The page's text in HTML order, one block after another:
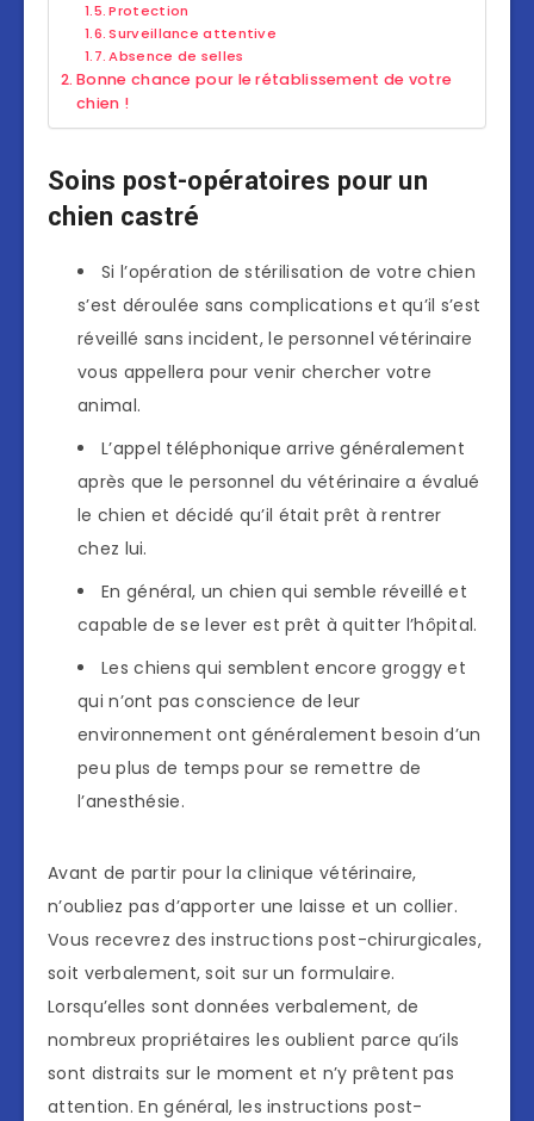
Protection
Surveillance attentive
Absence de selles
Bonne chance pour le rétablissement de votre
chien !
Soins post-opératoires pour un
chien castré
Si l’opération de stérilisation de votre chien
s’est déroulée sans complications et qu’il s’est
réveillé sans incident, le personnel vétérinaire
vous appellera pour venir chercher votre
animal.
L’appel téléphonique arrive généralement
après que le personnel du vétérinaire a évalué
le chien et décidé qu’il était prêt à rentrer
chez lui.
En général, un chien qui semble réveillé et
capable de se lever est prêt à quitter l’hôpital.
Les chiens qui semblent encore groggy et
qui n’ont pas conscience de leur
environnement ont généralement besoin d’un
peu plus de temps pour se remettre de
l’anesthésie.
Avant de partir pour la clinique vétérinaire,
n’oubliez pas d’apporter une laisse et un collier.
Vous recevrez des instructions post-chirurgicales,
soit verbalement, soit sur un formulaire.
Lorsqu’elles sont données verbalement, de
nombreux propriétaires les oublient parce qu’ils
sont distraits sur le moment et n’y prêtent pas
attention. En général, les instructions post-